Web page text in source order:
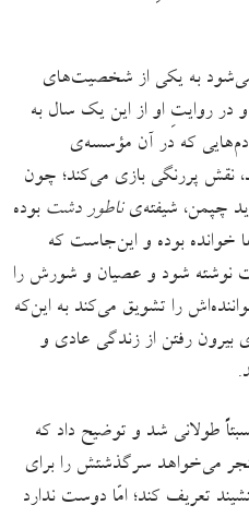
به یکی از شخصیت‌های
در روایتِ او از این یک سال به
آدم‌هایی که در آن مؤسسه‌ی
نقش پررنگی بازی می‌کند؛ چون
چپمن، شیفته‌یناطور دشت بوده
خوانده بوده و این‌جاست که
نوشته شود و عصیان و شورش را
را تشویق می‌کند به این‌که
بیرون رفتن از زندگی عادی و
طولانی شد و توضیح داد که
می‌خواهد سرگذشتش را برای
تعریف کند؛ امّا دوست ندارد